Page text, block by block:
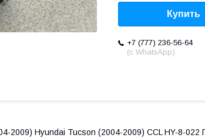
Купить
+7 (777) 236-56-64
(с WhatsApp)
2009) Hyundai Tucson (2004-2009) CCL HY-8-